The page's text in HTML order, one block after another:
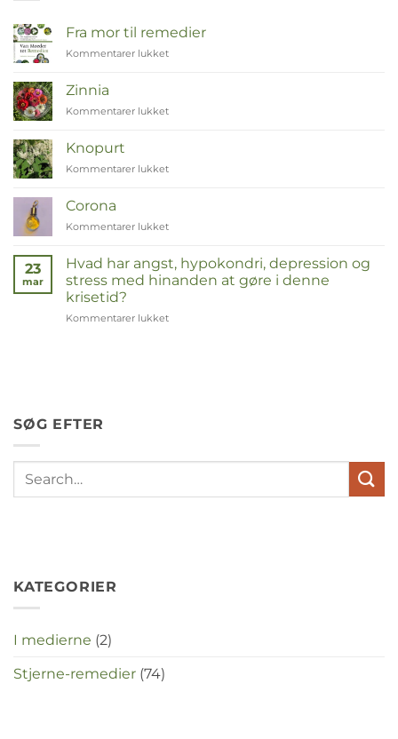
Fra mor til remedier
Kommentarer lukket
Zinnia
Kommentarer lukket
Knopurt
Kommentarer lukket
Corona
Kommentarer lukket
23
mar
Hvad har angst, hypokondri, depression og
stress med hinanden at gøre i denne
krisetid?
Kommentarer lukket
in
SØG EFTER
KATEGORIER
I medierne (2)
Stjerne-remedier (74)